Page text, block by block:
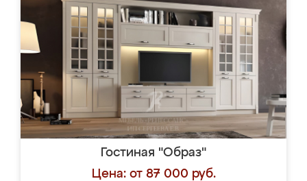
Гостиная "Образ"
Цена: от 87 000 руб.